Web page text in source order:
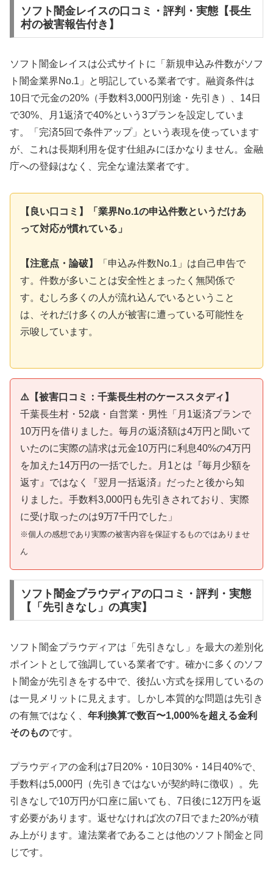
ソフト闇金レイスの口コミ・評判・実態【長生
村の被害報告付き】
ソフト闇金レイスは公式サイトに「新規申込み件数がソフ
ト闇金業界No.1」と明記している業者です。融資条件は
10日で元金の20%（手数料3,000円別途・先引き）、14日
で30%、月1返済で40%という3プランを設定していま
す。「完済5回で条件アップ」という表現を使っています
が、これは長期利用を促す仕組みにほかなりません。金融
庁への登録はなく、完全な違法業者です。
【良い口コミ】「業界No.1の申込件数というだけあ
って対応が慣れている」
【注意点・論破】
「申込み件数No.1」は自己申告で
す。件数が多いことは安全性とまったく無関係で
す。むしろ多くの人が流れ込んでいるということ
は、それだけ多くの人が被害に遭っている可能性を
示唆しています。
⚠️【被害口コミ：千葉長生村のケーススタディ】
千葉長生村・52歳・自営業・男性「月1返済プランで
10万円を借りました。毎月の返済額は4万円と聞いて
いたのに実際の請求は元金10万円に利息40%の4万円
を加えた14万円の一括でした。月1とは『毎月少額を
返す』ではなく『翌月一括返済』だったと後から知
りました。手数料3,000円も先引きされており、実際
に受け取ったのは9万7千円でした」
※個人の感想であり実際の被害内容を保証するものではありませ
ん
ソフト闇金プラウディアの口コミ・評判・実態
【「先引きなし」の真実】
ソフト闇金プラウディアは「先引きなし」を最大の差別化
ポイントとして強調している業者です。確かに多くのソフ
ト闇金が先引きをする中で、後払い方式を採用しているの
は一見メリットに見えます。しかし本質的な問題は先引き
の有無ではなく、 年利換算で数百〜1,000%を超える金利
そのものです。
プラウディアの金利は7日20%・10日30%・14日40%で、
手数料は5,000円（先引きではないが契約時に徴収）。先
引きなしで10万円が口座に届いても、7日後に12万円を返
す必要があります。返せなければ次の7日でまた20%が積
み上がります。違法業者であることは他のソフト闇金と同
じです。